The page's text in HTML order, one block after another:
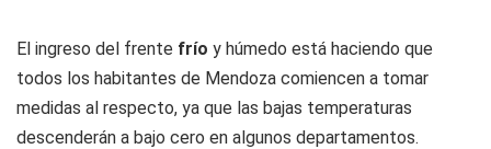
El ingreso del frente frío y húmedo está haciendo que
todos los habitantes de Mendoza comiencen a tomar
medidas al respecto, ya que las bajas temperaturas
descenderán a bajo cero en algunos departamentos.